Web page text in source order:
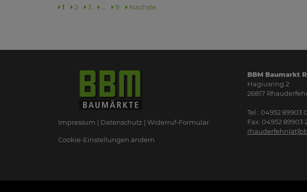
1 2 3 9 Nächste
Impressum Datenschutz Widerruf-Formular
Cookie-Einstellungen ändern
BBM Baumarkt
Hagiusring 2
26817
Tel.: 04952 89903 0
Fax: 04952 89903